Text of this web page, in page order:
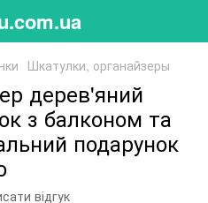
Шкатулки, органайзеры
дерев'яний
з балконом та
подарунок
відгук